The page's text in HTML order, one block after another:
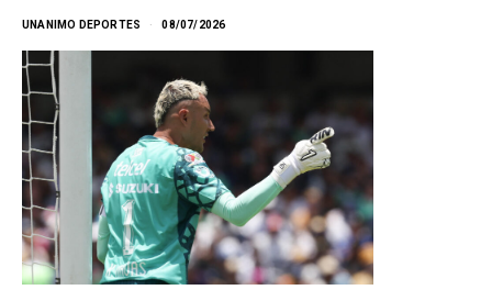
UNANIMO DEPORTES 08/07/2026